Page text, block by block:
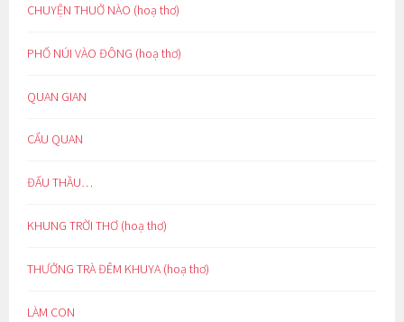
CHUYỆN THUỞ NÀO (hoạ thơ)
PHỐ NÚI VÀO ĐÔNG (hoạ thơ)
QUAN GIAN
CẨU QUAN
ĐẤU THẦU…
KHUNG TRỜI THƠ (hoạ thơ)
THƯỞNG TRÀ ĐÊM KHUYA (hoạ thơ)
LÀM CON